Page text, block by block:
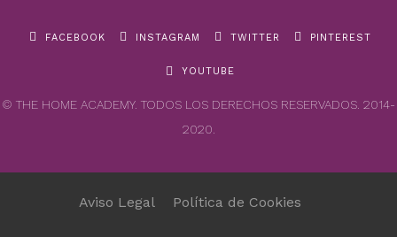
FACEBOOK INSTAGRAM TWITTER PINTEREST
YOUTUBE
© THE HOME ACADEMY. TODOS LOS DERECHOS RESERVADOS. 2014-
2020.
Aviso Legal Política de Cookies